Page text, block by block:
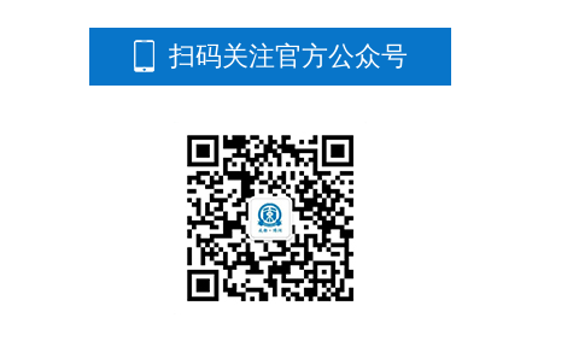
扫码关注官方公众号